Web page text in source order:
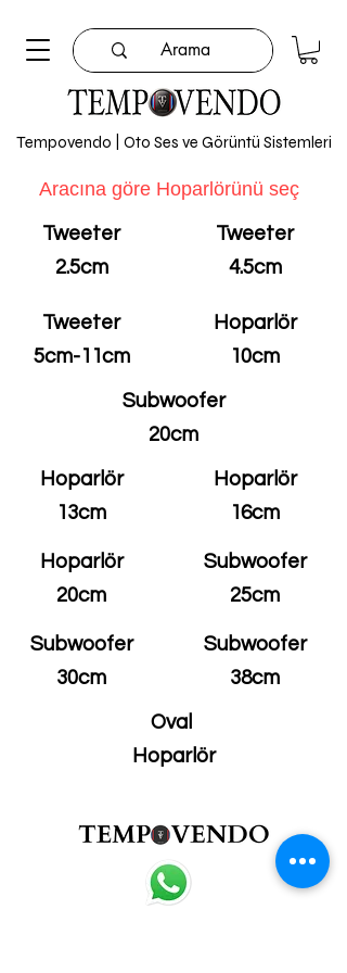
Tempovendo | Oto Ses ve Görüntü Sistemleri
Aracına göre Hoparlörünü seç
Tweeter
2.5cm
Tweeter
5cm-11cm
Tweeter
4.5cm
Hoparlör
10cm
Subwoofer
20cm
Hoparlör
13cm
Hoparlör
20cm
Subwoofer
30cm
Hoparlör
16cm
Subwoofer
25cm
Subwoofer
38cm
Oval
Hoparlör